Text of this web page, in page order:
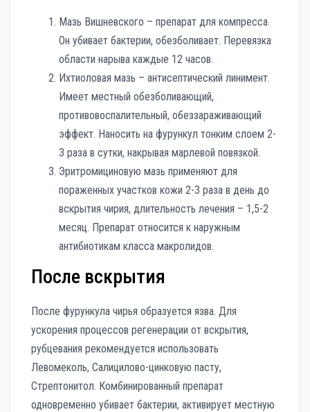
Мазь Вишневского – препарат для компресса.
Он убивает бактерии, обезболивает. Перевязка
области нарыва каждые 12 часов.
Ихтиоловая мазь – антисептический линимент.
Имеет местный обезболивающий,
противовоспалительный, обеззараживающий
эффект. Наносить на фурункул тонким слоем 2-
3 раза в сутки, накрывая марлевой повязкой.
Эритромициновую мазь применяют для
пораженных участков кожи 2-3 раза в день до
вскрытия чирия, длительность лечения – 1,5-2
месяц. Препарат относится к наружным
антибиотикам класса макролидов.
После вскрытия
После фурункула чирья образуется язва. Для
ускорения процессов регенерации от вскрытия,
рубцевания рекомендуется использовать
Левомеколь, Салицилово-цинковую пасту,
Стрептонитол. Комбинированный препарат
одновременно убивает бактерии, активирует местную